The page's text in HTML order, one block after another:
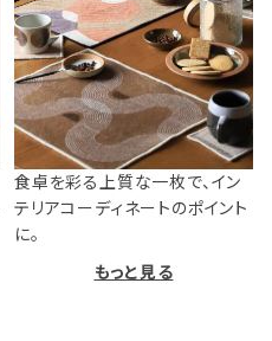
食卓を彩る上質な一枚で、イン
テリアコーディネートのポイント
に。
もっと見る